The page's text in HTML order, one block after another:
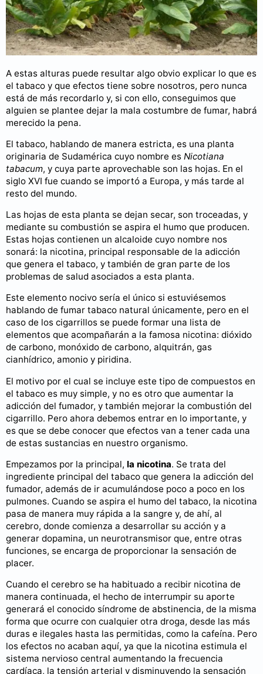
A estas alturas puede resultar algo obvio explicar lo que es
el tabaco y que efectos tiene sobre nosotros, pero nunca
está de más recordarlo y, si con ello, conseguimos que
alguien se plantee dejar la mala costumbre de fumar, habrá
merecido la pena.
El tabaco, hablando de manera estricta, es una planta
originaria de Sudamérica cuyo nombre es Nicotiana
tabacum, y cuya parte aprovechable son las hojas. En el
siglo XVI fue cuando se importó a Europa, y más tarde al
resto del mundo.
Las hojas de esta planta se dejan secar, son troceadas, y
mediante su combustión se aspira el humo que producen.
Estas hojas contienen un alcaloide cuyo nombre nos
sonará: la nicotina, principal responsable de la adicción
que genera el tabaco, y también de gran parte de los
problemas de salud asociados a esta planta.
Este elemento nocivo sería el único si estuviésemos
hablando de fumar tabaco natural únicamente, pero en el
caso de los cigarrillos se puede formar una lista de
elementos que acompañarán a la famosa nicotina: dióxido
de carbono, monóxido de carbono, alquitrán, gas
cianhídrico, amonio y piridina.
El motivo por el cual se incluye este tipo de compuestos en
el tabaco es muy simple, y no es otro que aumentar la
adicción del fumador, y también mejorar la combustión del
cigarrillo. Pero ahora debemos entrar en lo importante, y
es que se debe conocer que efectos van a tener cada una
de estas sustancias en nuestro organismo.
Empezamos por la principal, la nicotina. Se trata del
ingrediente principal del tabaco que genera la adicción del
fumador, además de ir acumulándose poco a poco en los
pulmones. Cuando se aspira el humo del tabaco, la nicotina
pasa de manera muy rápida a la sangre y, de ahí, al
cerebro, donde comienza a desarrollar su acción y a
generar dopamina, un neurotransmisor que, entre otras
funciones, se encarga de proporcionar la sensación de
placer.
Cuando el cerebro se ha habituado a recibir nicotina de
manera continuada, el hecho de interrumpir su aporte
generará el conocido síndrome de abstinencia, de la misma
forma que ocurre con cualquier otra droga, desde las más
duras e ilegales hasta las permitidas, como la cafeína. Pero
los efectos no acaban aquí, ya que la nicotina estimula el
sistema nervioso central aumentando la frecuencia
cardíaca, la tensión arterial y disminuyendo la sensación